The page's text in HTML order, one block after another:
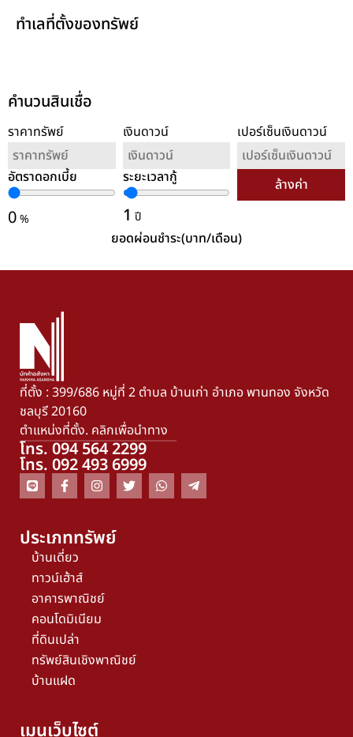
ทำเลที่ตั้งของทรัพย์
คำนวนสินเชื่อ
ราคาทรัพย์ เงินดาวน์ เปอร์เซ็นเงินดาวน์
อัตราดอกเบี้ย
0%
ระยะเวลากู้
1 ปี
ล้างค่า
ยอดผ่อนชำระ(บาท/เดือน)
ที่ตั้ง : 399/686 หมู่ที่ 2 ตำบล บ้านเก่า อำเภอ พานทอง จังหวัด
ชลบุรี 20160
ตำแหน่งที่ตั้ง. คลิกเพื่อนำทาง
โทร. 094 564 2299
โทร. 092 493 6999
ประเภททรัพย์
บ้านเดี่ยว
ทาวน์เฮ้าส์
อาคารพาณิชย์
คอนโดมิเนียม
ที่ดินเปล่า
ทรัพย์สินเชิงพาณิชย์
บ้านแฝด
เมนูเว็บไซต์